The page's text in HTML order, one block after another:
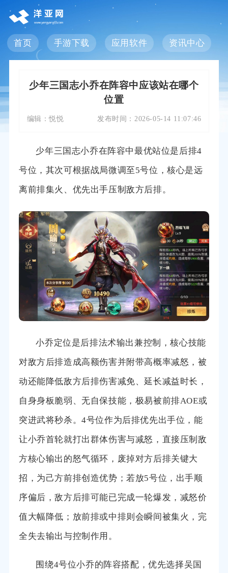
首页 手游下载 应用软件 资讯中心
少年三国志小乔在阵容中应该站在哪个
位置
编辑：悦悦 发布时间： 2026-05-14 11:07:46
少年三国志小乔在阵容中最优站位是后排4
号位，其次可根据战局微调至5号位，核心是远
离前排集火、优先出手压制敌方后排。
小乔定位是后排法术输出兼控制，核心技能
对敌方后排造成高额伤害并附带高概率减怒，被
动还能降低敌方后排伤害减免、延长减益时长，
自身身板脆弱、无自保技能，极易被前排AOE或
突进武将秒杀。4号位作为后排优先出手位，能
让小乔首轮就打出群体伤害与减怒，直接压制敌
方核心输出的怒气循环，废掉对方后排关键大
招，为己方前排创造优势；若放5号位，出手顺
序偏后，敌方后排可能已完成一轮爆发，减怒价
值大幅降低；放前排或中排则会瞬间被集火，完
全失去输出与控制作用。
围绕4号位小乔的阵容搭配，优先选择吴国